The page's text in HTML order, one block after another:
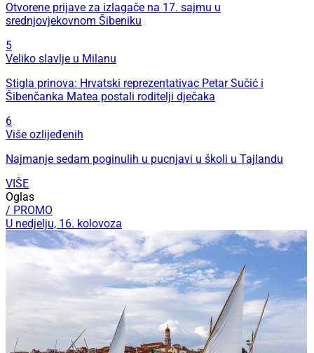
Otvorene prijave za izlagače na 17. sajmu u
srednjovjekovnom Šibeniku
5
Veliko slavlje u Milanu
Stigla prinova: Hrvatski reprezentativac Petar Sučić i
Šibenčanka Matea postali roditelji dječaka
6
Više ozlijeđenih
Najmanje sedam poginulih u pucnjavi u školi u Tajlandu
VIŠE
Oglas
/ PROMO
U nedjelju, 16. kolovoza